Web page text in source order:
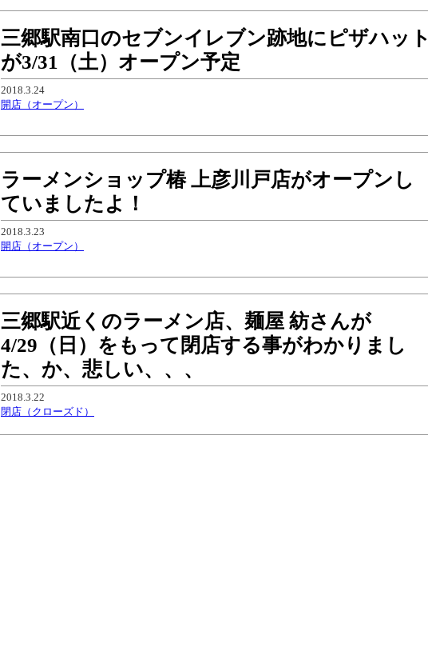
三郷駅南口のセブンイレブン跡地にピザハット
が3/31（土）オープン予定
2018.3.24
開店（オープン）
ラーメンショップ椿 上彦川戸店がオープンし
ていましたよ！
2018.3.23
開店（オープン）
三郷駅近くのラーメン店、麺屋 紡さんが
4/29（日）をもって閉店する事がわかりまし
た、か、悲しい、、、
2018.3.22
閉店（クローズド）